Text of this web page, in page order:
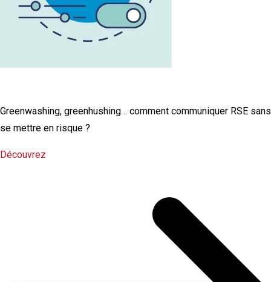
Greenwashing, greenhushing… comment communiquer RSE sans
se mettre en risque ?
Découvrez